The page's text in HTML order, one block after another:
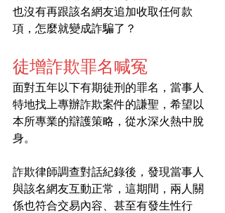
也沒有再跟該名網友追加收取任何款
項，怎麼就變成詐騙了？
徒增詐欺罪名喊冤
面對五年以下有期徒刑的罪名，當事人
特地找上專辦詐欺案件的謙聖，希望以
本所專業的辯護策略，從水深火熱中脫
身。
詐欺律師調查對話紀錄後，發現當事人
與該名網友互動正常，這期間，兩人關
係也符合交易內容、甚至有發生性行